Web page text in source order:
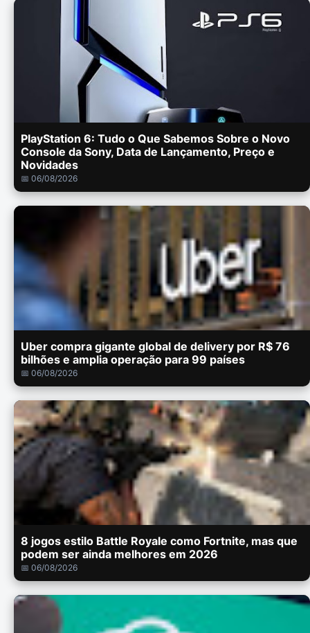
PlayStation 6: Tudo o Que Sabemos Sobre o Novo
Console da Sony, Data de Lançamento, Preço e
Novidades
📅 06/08/2026
Uber compra gigante global de delivery por R$ 76
bilhões e amplia operação para 99 países
📅 06/08/2026
8 jogos estilo Battle Royale como Fortnite, mas que
podem ser ainda melhores em 2026
📅 06/08/2026